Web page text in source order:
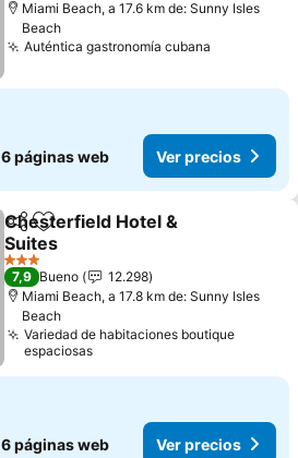
Miami Beach, a 17.6 km de: Sunny Isles
Beach
Auténtica gastronomía cubana
6 páginas web Ver precios
CompartirAñadir a favoritos
Chesterfield Hotel &
Suites
3 Estrellas
7,9 Bueno
12.298
Miami Beach, a 17.8 km de: Sunny Isles
Beach
Variedad de habitaciones boutique
espaciosas
6 páginas web Ver precios